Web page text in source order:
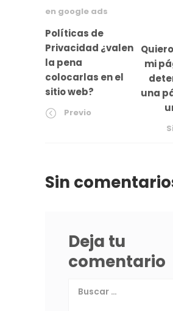
Políticas de
Privacidad ¿valen
la pena
colocarlas en el
sitio web?
Previo
mi
una
Sin
Deja tu
comentario